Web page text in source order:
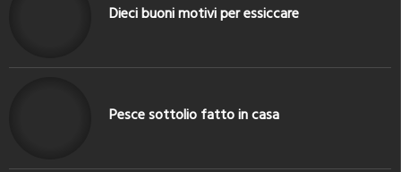
Dieci buoni motivi per essiccare
Pesce sottolio fatto in casa